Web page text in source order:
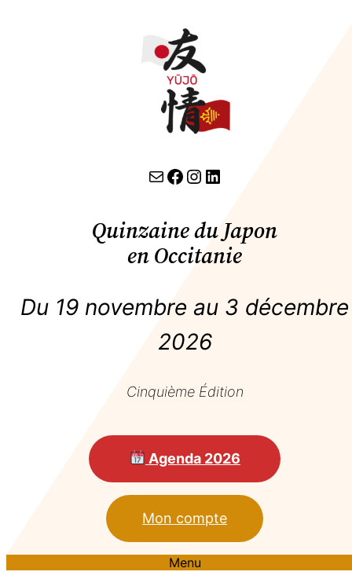
contact par email lien facebook Instagram LinkedIn
Quinzaine du Japon
en Occitanie
Du 19 novembre au 3 décembre
2026
Cinquième Édition
Agenda 2026
Mon compte
Menu